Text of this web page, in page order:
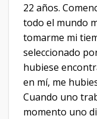
22 años.
todo el mundo
tomarme mi
seleccionado
hubiese
en mí, me
Cuando uno
momento uno